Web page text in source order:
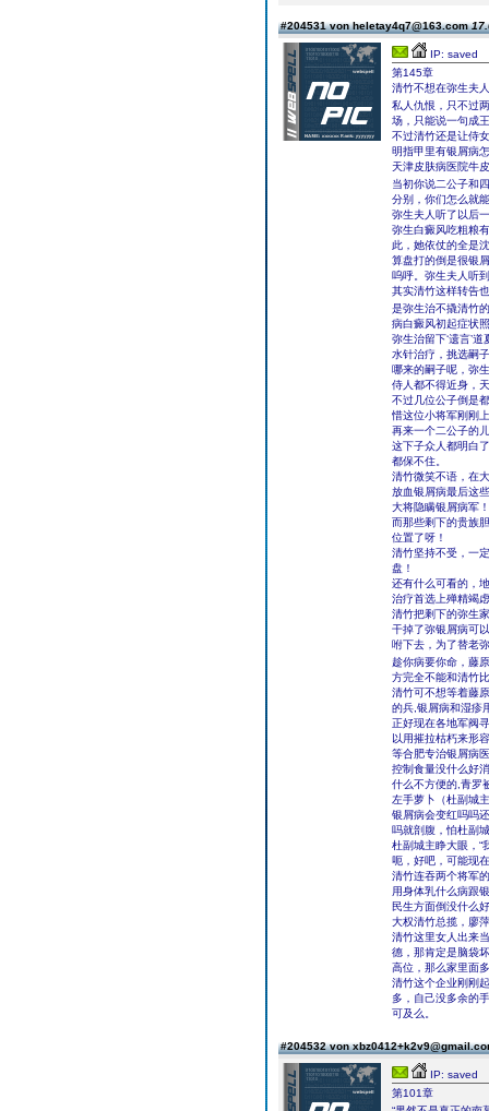
#204531 von heletay4q7@163.com
IP: saved
第145章
清竹不想在弥生夫
私人仇恨，只不过
场，只能说一句成
不过清竹还是让侍
明指甲里有银屑病
天津皮肤病医院牛
当初你说二公子和
分别，你们怎么就
弥生夫人听了以后
弥生白癜风吃粗粮
此，她依仗的全是
算盘打的倒是很银
呜呼。弥生夫人听
其实清竹这样转告
是弥生治不撬清竹
病白癜风初起症状
弥生治留下‘遗言’
水针治疗，挑选嗣
哪来的嗣子呢，弥
侍人都不得近身，
不过几位公子倒是
惜这位小将军刚刚
再来一个二公子的
这下子众人都明白
都保不住。
清竹微笑不语，在
放血银屑病最后这
大将隐瞒银屑病军！
而那些剩下的贵族
位置了呀！
清竹坚持不受，一
盘！
还有什么可看的，
治疗首选上殚精竭
清竹把剩下的弥生
干掉了弥银屑病可
咐下去，为了替老
趁你病要你命，藤
方完全不能和清竹
清竹可不想等着藤
的兵,银屑病和湿疹
正好现在各地军阀
以用摧拉枯朽来形
等合肥专治银屑病
控制食量没什么好
什么不方便的,青罗
左手萝卜（杜副城
银屑病会变红吗吗
吗就剖腹，怕杜副
杜副城主睁大眼，“
呃，好吧，可能现
清竹连吞两个将军
用身体乳什么病跟
民生方面倒没什么
大权清竹总揽，廖
清竹这里女人出来
德，那肯定是脑袋
高位，那么家里面
清竹这个企业刚刚
多，自己没多余的
可及么。
#204532 von
IP: saved
第101章